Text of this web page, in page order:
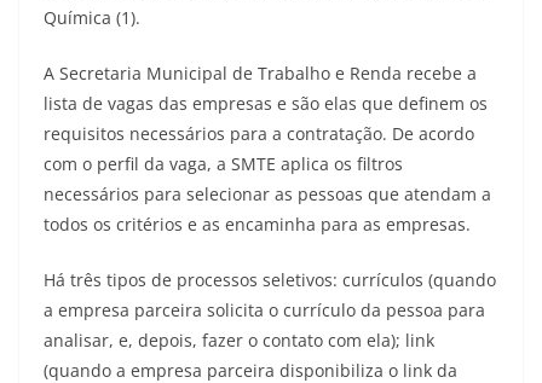
Química (1).
A Secretaria Municipal de Trabalho e Renda recebe a
lista de vagas das empresas e são elas que definem os
requisitos necessários para a contratação. De acordo
com o perfil da vaga, a SMTE aplica os filtros
necessários para selecionar as pessoas que atendam a
todos os critérios e as encaminha para as empresas.
Há três tipos de processos seletivos: currículos (quando
a empresa parceira solicita o currículo da pessoa para
analisar, e, depois, fazer o contato com ela); link
(quando a empresa parceira disponibiliza o link da